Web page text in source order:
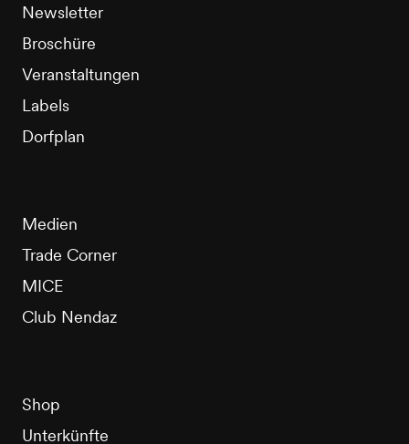
Newsletter
Broschüre
Veranstaltungen
Labels
Dorfplan
Medien
Trade Corner
MICE
Club Nendaz
Shop
Unterkünfte